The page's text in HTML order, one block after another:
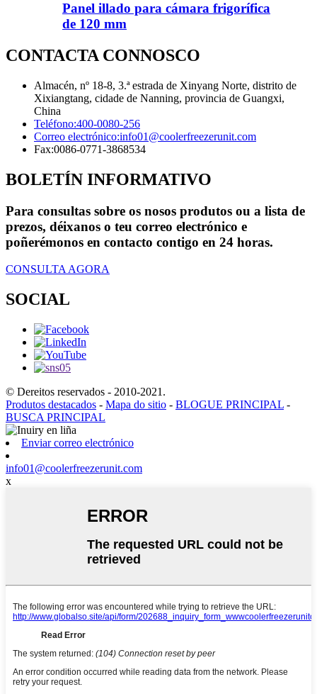
Panel illado para cámara frigorífica
de 120 mm
CONTACTA CONNOSCO
Almacén, nº 18-8, 3.ª estrada de Xinyang Norte, distrito de
Xixiangtang, cidade de Nanning, provincia de Guangxi,
China
Teléfono:400-0080-256
Correo electrónico:info01@coolerfreezerunit.com
Fax:0086-0771-3868534
BOLETÍN INFORMATIVO
Para consultas sobre os nosos produtos ou a lista de
prezos, déixanos o teu correo electrónico e
poñerémonos en contacto contigo en 24 horas.
CONSULTA AGORA
SOCIAL
© Dereitos reservados - 2010-2021.
Produtos destacados - Mapa do sitio - BLOGUE PRINCIPAL -
BUSCA PRINCIPAL
Enviar correo electrónico
info01@coolerfreezerunit.com
x